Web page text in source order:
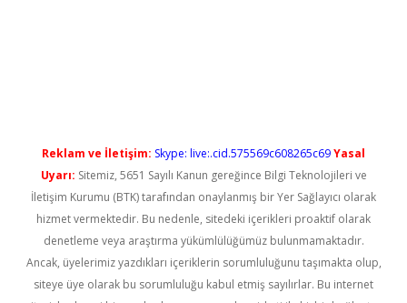
Reklam ve İletişim: Skype: live:.cid.575569c608265c69Yasal
Uyarı: Sitemiz, 5651 Sayılı Kanun gereğince Bilgi Teknolojileri ve
İletişim Kurumu (BTK) tarafından onaylanmış bir Yer Sağlayıcı olarak
hizmet vermektedir. Bu nedenle, sitedeki içerikleri proaktif olarak
denetleme veya araştırma yükümlülüğümüz bulunmamaktadır.
Ancak, üyelerimiz yazdıkları içeriklerin sorumluluğunu taşımakta olup,
siteye üye olarak bu sorumluluğu kabul etmiş sayılırlar. Bu internet